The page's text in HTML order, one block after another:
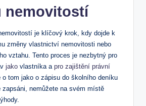
nemovitostí
je​ klíčový⁤ krok, kdy dojde k
změny vlastnictví ⁣nemovitosti nebo
vztahu. Tento ⁤proces je nezbytný⁣ pro
jako vlastníka a pro zajištění právní⁤
o tom jako ⁢o zápisu do školního deníku
zapsáni,⁣ nemůžete na svém místě